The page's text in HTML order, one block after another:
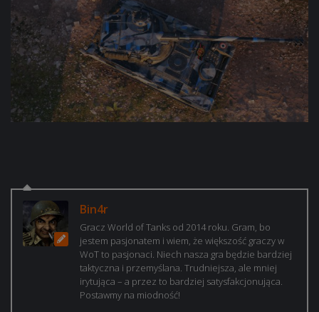
Bin4r
Gracz World of Tanks od 2014 roku. Gram, bo
jestem pasjonatem i wiem, że większość graczy w
WoT to pasjonaci. Niech nasza gra będzie bardziej
taktyczna i przemyślana. Trudniejsza, ale mniej
irytująca – a przez to bardziej satysfakcjonująca.
Postawmy na miodność!